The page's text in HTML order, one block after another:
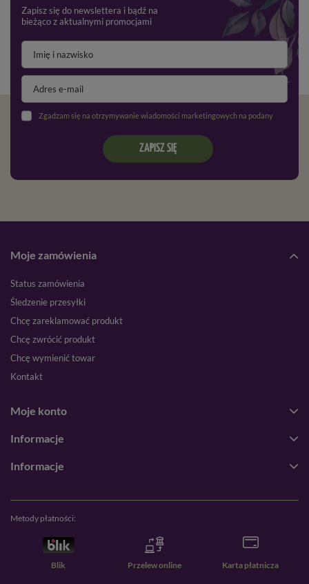
Zapisz się do newslettera i bądź na
bieżąco z aktualnymi promocjami
Zgadzam się na otrzymywanie wiadomości marketingowych na podany adres e-mail oraz przetwarzanie danych osobowych zgodnie z
ZAPISZ SIĘ
Moje zamówienia
Status zamówienia
Śledzenie przesyłki
Chcę zareklamować produkt
Chcę zwrócić produkt
Chcę wymienić towar
Kontakt
Moje konto
Informacje
Informacje
Metody płatności:
Blik Przelew online Karta płatnicza